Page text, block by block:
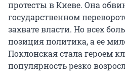
протесты в Киеве. Она
государственном
захвате власти. Но всех
позиция политика, а ее
Поклонская стала героем
популярность резко